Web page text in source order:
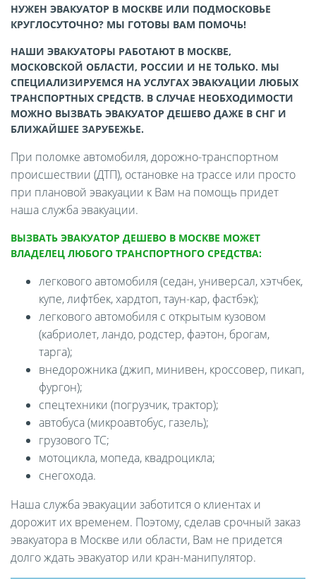
НУЖЕН ЭВАКУАТОР В МОСКВЕ ИЛИ ПОДМОСКОВЬЕ
КРУГЛОСУТОЧНО? МЫ ГОТОВЫ ВАМ ПОМОЧЬ!
НАШИ ЭВАКУАТОРЫ РАБОТАЮТ В МОСКВЕ,
МОСКОВСКОЙ ОБЛАСТИ, РОССИИ И НЕ ТОЛЬКО. МЫ
СПЕЦИАЛИЗИРУЕМСЯ НА УСЛУГАХ ЭВАКУАЦИИ ЛЮБЫХ
ТРАНСПОРТНЫХ СРЕДСТВ. В СЛУЧАЕ НЕОБХОДИМОСТИ
МОЖНО ВЫЗВАТЬ ЭВАКУАТОР ДЕШЕВО ДАЖЕ В СНГ И
БЛИЖАЙШЕЕ ЗАРУБЕЖЬЕ.
При поломке автомобиля, дорожно-транспортном
происшествии (ДТП), остановке на трассе или просто
при плановой эвакуации к Вам на помощь придет
наша служба эвакуации.
ВЫЗВАТЬ ЭВАКУАТОР ДЕШЕВО В МОСКВЕ МОЖЕТ
ВЛАДЕЛЕЦ ЛЮБОГО ТРАНСПОРТНОГО СРЕДСТВА:
легкового автомобиля (седан, универсал, хэтчбек,
купе, лифтбек, хардтоп, таун-кар, фастбэк);
легкового автомобиля с открытым кузовом
(кабриолет, ландо, родстер, фаэтон, брогам,
тарга);
внедорожника (джип, минивен, кроссовер, пикап,
фургон);
спецтехники (погрузчик, трактор);
автобуса (микроавтобус, газель);
грузового ТС;
мотоцикла, мопеда, квадроцикла;
снегохода.
Наша служба эвакуации заботится о клиентах и
дорожит их временем. Поэтому, сделав срочный заказ
эвакуатора в Москве или области, Вам не придется
долго ждать эвакуатор или кран-манипулятор.